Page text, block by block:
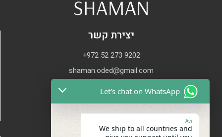
יצירת קשר
+972 52 273 9202
shaman.oded@gmail.com
Let's chat on WhatsApp
Avi
We ship to all countries and